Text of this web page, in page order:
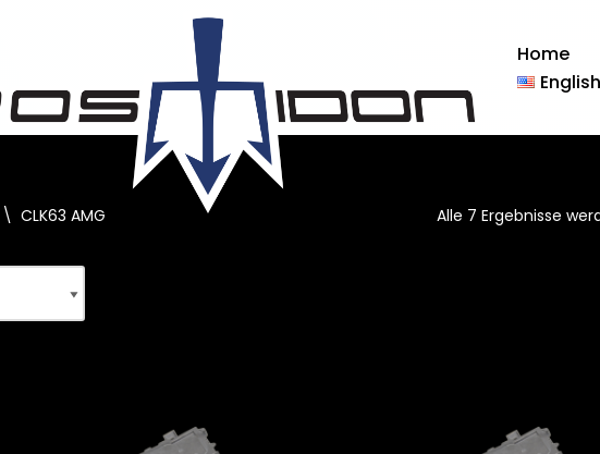
Home
English
\ CLK63 AMG Alle 7 Ergebnisse